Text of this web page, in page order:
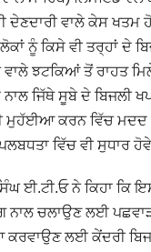
ਦੇਣਦਾਰੀ ਵਾਲੇ ਕੇਸ ਖਤਮ
ਨੂੰ ਕਿਸੇ ਵੀ ਤਰ੍ਹਾਂ ਦੇ
ਝਟਕਿਆਂ ਤੋਂ ਰਾਹਤ
ਜਿੱਥੇ ਸੂਬੇ ਦੇ ਬਿਜਲੀ
ਮੁਹੱਈਆ ਕਰਨ ਵਿੱਚ ਮਦਦ
ਵਿੱਚ ਵੀ ਸੁਧਾਰ
ਈ.ਟੀ.ਓ ਨੇ ਕਿਹਾ ਕਿ
ਨਾਲ ਚਲਾਉਣ ਲਈ
ਲਈ ਕੇਂਦਰੀ